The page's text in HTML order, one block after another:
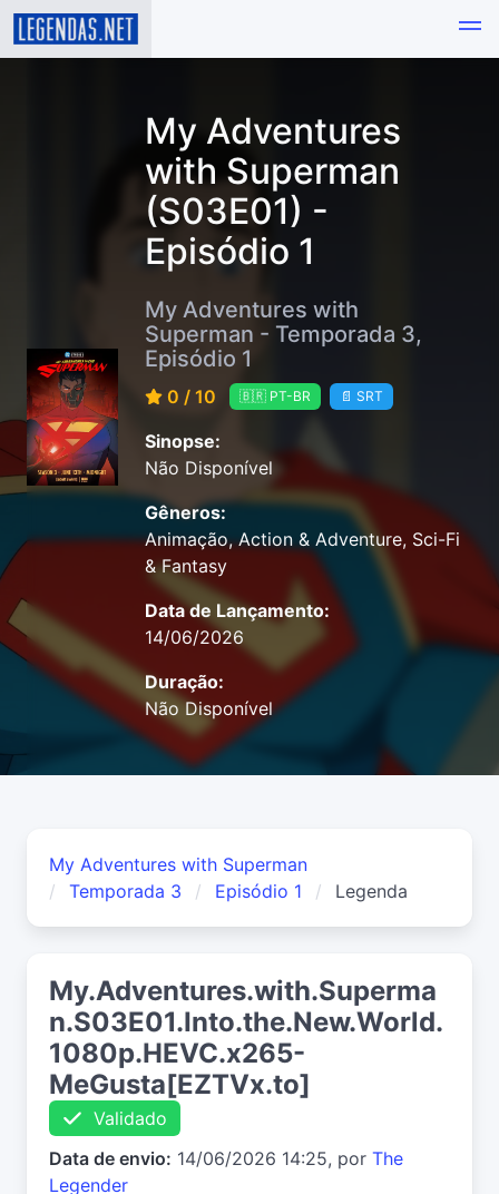
My Adventures
with Superman
(S03E01) -
Episódio 1
My Adventures with
Superman - Temporada 3,
Episódio 1
0 / 10 🇧🇷 PT-BR 📄 SRT
Sinopse:
Não Disponível
Gêneros:
Animação, Action & Adventure, Sci-Fi
& Fantasy
Data de Lançamento:
14/06/2026
Duração:
Não Disponível
My Adventures with Superman
Temporada 3
Episódio 1 Legenda
My.Adventures.with.Superma
n.S03E01.Into.the.New.World.
1080p.HEVC.x265-
MeGusta[EZTVx.to]
Validado
Data de envio: 14/06/2026 14:25, por The
Legender